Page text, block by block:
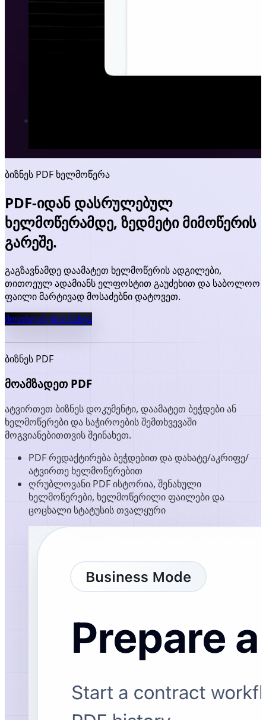
ბიზნეს PDF ხელმოწერა
PDF-იდან დასრულებულ
ხელმოწერამდე, ზედმეტი მიმოწერის
გარეშე.
გაგზავნამდე დაამატეთ ხელმოწერის ადგილები,
თითოეულ ადამიანს ელფოსტით გაუძეხით და საბოლოო
ფაილი მარტივად მოსაძებნი დატოვეთ.
მოთხოვნების ნახვა
ბიზნეს PDF
მოამზადეთ PDF
ატვირთეთ ბიზნეს დოკუმენტი, დაამატეთ ბეჭდები ან
ხელმოწერები და საჭიროების შემთხვევაში
მოგვიანებითთვის შეინახეთ.
PDF რედაქტირება ბეჭდებით და დახატე/აკრიფე/
ატვირთე ხელმოწერებით
ღრუბლოვანი PDF ისტორია, შენახული
ხელმოწერები, ხელმოწერილი ფაილები და
ცოცხალი სტატუსის თვალყური